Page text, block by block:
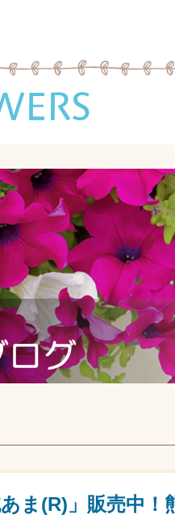
ま(R)」販売中！